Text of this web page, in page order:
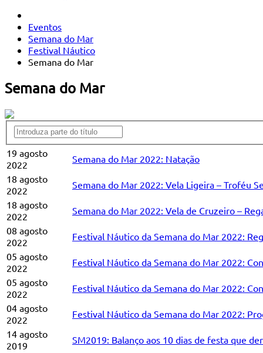
Eventos
Semana do Mar
Festival Náutico
Semana do Mar
Semana do Mar
19 agosto
2022
Semana do Mar 2022: Natação
18 agosto
2022
Semana do Mar 2022: Vela Ligeira – Troféu
18 agosto
2022
Semana do Mar 2022: Vela de Cruzeiro –
08 agosto
2022
Festival Náutico da Semana do Mar 2022:
05 agosto
2022
Festival Náutico da Semana do Mar 2022:
05 agosto
2022
Festival Náutico da Semana do Mar 2022:
04 agosto
2022
Festival Náutico da Semana do Mar 2022:
14 agosto
2019
SM2019: Balanço aos 10 dias de festa que